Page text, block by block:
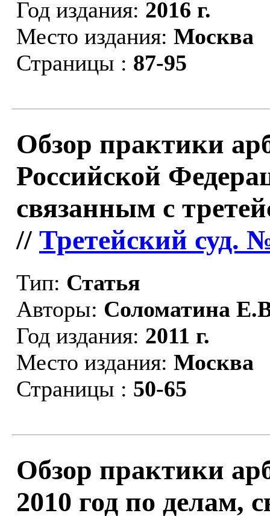
Год издания: 2016 г.
Место издания: Москва
Страницы : 87-95
Обзор практики
Российской
связанным с
// Третейский суд.
Тип: Статья
Авторы: Соломатина
Год издания: 2011 г.
Место издания: Москва
Страницы : 50-65
Обзор практики
2010 год по делам,